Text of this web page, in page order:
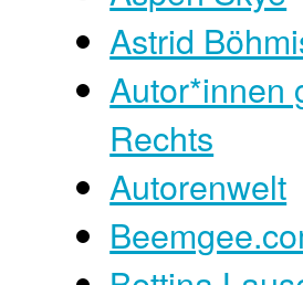
Astrid
Autor*innen
Rechts
Autorenwelt